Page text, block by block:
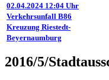
02.04.2024 12:04 Uhr
Verkehrsunfall B86
Kreuzung Riestedt-
Beyernaumburg
2016/5/